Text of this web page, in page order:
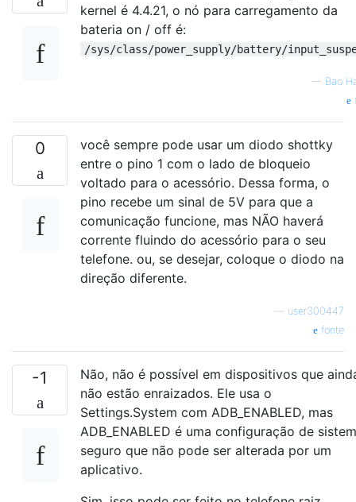
kernel é 4.4.21, o nó para carregamento da
bateria on / off é:
/sys/class/power_supply/battery/
— Bao
0
você sempre pode usar um diodo shottky
entre o pino 1 com o lado de bloqueio
voltado para o acessório. Dessa forma, o
pino recebe um sinal de 5V para que a
comunicação funcione, mas NÃO haverá
corrente fluindo do acessório para o seu
telefone. ou, se desejar, coloque o diodo na
direção diferente.
user300447
fonte
-1
Não, não é possível em dispositivos que
não estão enraizados. Ele usa o
Settings.System com ADB_ENABLED, mas
ADB_ENABLED é uma configuração de
seguro que não pode ser alterada por um
aplicativo.